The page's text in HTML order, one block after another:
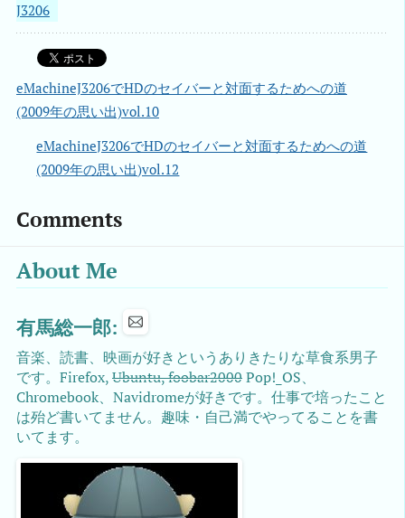
J3206
eMachineJ3206でHDのセイバーと対面するためへの道
(2009年の思い出)vol.10
eMachineJ3206でHDのセイバーと対面するためへの道
(2009年の思い出)vol.12
Comments
About Me
有馬総一郎:
音楽、読書、映画が好きというありきたりな草食系男子
です。Firefox,Ubuntu, foobar2000Pop!_OS、
Chromebook、Navidromeが好きです。仕事で培ったこと
は殆ど書いてません。趣味・自己満でやってることを書
いてます。